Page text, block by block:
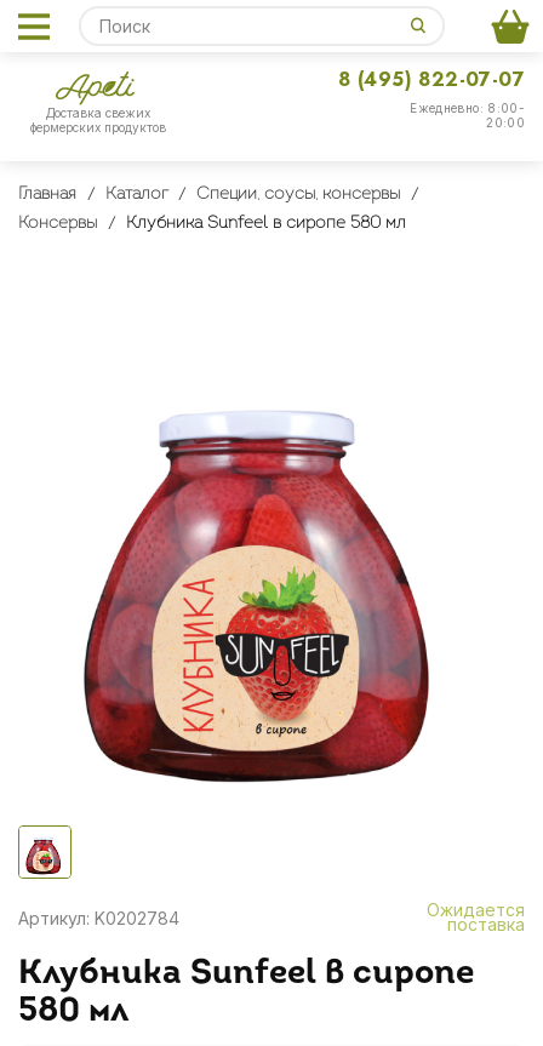
Доставка свежих
фермерских продуктов
Ежедневно: 8:00-
20:00
8 (495) 822-07-07
Главная Каталог
Специи, соусы, консервы
Консервы
Клубника Sunfeel в сиропе 580 мл
Артикул: K0202784 Ожидается
поставка
Клубника Sunfeel в сиропе
580 мл